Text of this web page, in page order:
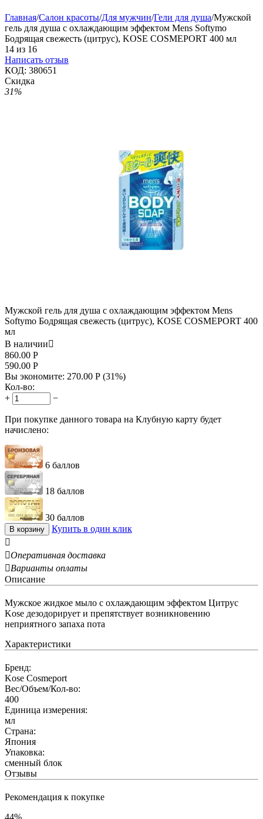
Главная/Салон красоты/Для мужчин/Гели для душа/Мужской
гель для душа с охлаждающим эффектом Mens Softymo
Бодрящая свежесть (цитрус), KOSE COSMEPORT 400 мл
14 из 16
Написать отзыв
КОД: 380651
Скидка
31%
Мужской гель для душа с охлаждающим эффектом Mens
Softymo Бодрящая свежесть (цитрус), KOSE COSMEPORT 400
мл
В наличии
860.00 Р
590.00 Р
Вы экономите: 270.00 Р (31%)
Кол-во:
+
−
При покупке данного товара на Клубную карту будет
начислено:
6 баллов
18 баллов
30 баллов
В корзину
Купить в один клик

Оперативная доставка
Варианты оплаты
Описание
Мужское жидкое мыло с охлаждающим эффектом Цитрус
Kose дезодорирует и препятствует возникновению
неприятного запаха пота
Характеристики
Бренд:
Kose Cosmeport
Вес/Объем/Кол-во:
400
Единица измерения:
мл
Страна:
Япония
Упаковка:
сменный блок
Отзывы
Рекомендация к покупке